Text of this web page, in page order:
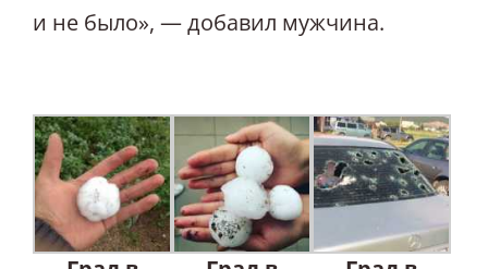
и не было», — добавил мужчина.